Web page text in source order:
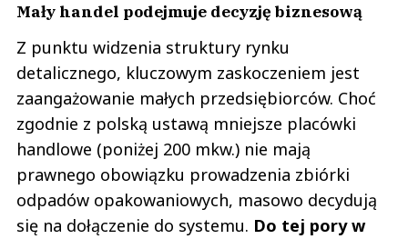
Mały handel podejmuje decyzję biznesową
Z punktu widzenia struktury rynku
detalicznego, kluczowym zaskoczeniem jest
zaangażowanie małych przedsiębiorców. Choć
zgodnie z polską ustawą mniejsze placówki
handlowe (poniżej 200 mkw.) nie mają
prawnego obowiązku prowadzenia zbiórki
odpadów opakowaniowych, masowo decydują
się na dołączenie do systemu. Do tej pory w